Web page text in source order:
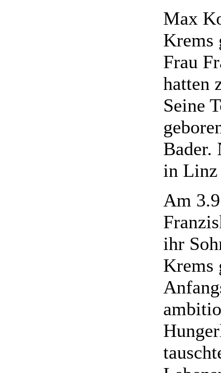
Max
Krems
Frau
hatten
Seine
Bader.
in Linz
Am
ihr
Krems